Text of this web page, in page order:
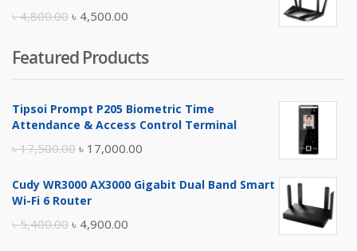
৳4,800.00 Original
was:
৳ 4,800.00.
৳ 4,500.00
is:
৳ 4,500.00.
Featured Products
Tipsoi Prompt P205 Biometric Time
Attendance & Access Control Terminal
৳17,500.00 Original
was:
৳ 17,000.00
is:
Cudy WR3000 AX3000 Gigabit Dual Band Smart
Wi-Fi 6 Router
৳5,400.00 Original
৳ 4,900.00